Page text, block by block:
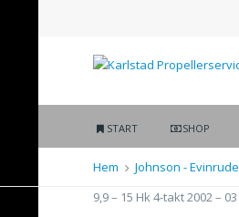
START SHOP
Hem Johnson - Evinrude
9,9 – 15 Hk 4-takt 2002 – 03